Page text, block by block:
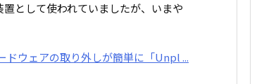
として使われていましたが、いまや
ドウェアの取り外しが簡単に「Unpl ...